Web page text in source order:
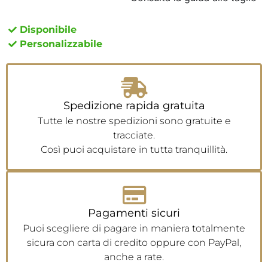
Disponibile
Personalizzabile
Spedizione rapida gratuita
Tutte le nostre spedizioni sono gratuite e
tracciate.
Così puoi acquistare in tutta tranquillità.
Pagamenti sicuri
Puoi scegliere di pagare in maniera totalmente
sicura con carta di credito oppure con PayPal,
anche a rate.